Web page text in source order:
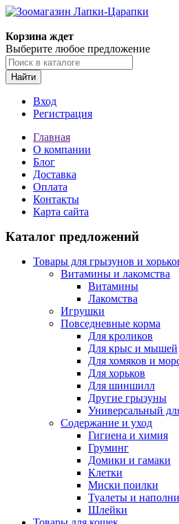
Корзина ждет
Выберите любое предложение
Найти
Вход
Регистрация
Главная
О компании
Блог
Доставка
Оплата
Контакты
Карта сайта
Каталог предложений
Товары для грызунов и
Витамины и лакомства
Витамины
Лакомства
Игрушки
Повседневные корма
Для кроликов
Для крыс и мышей
Для хомяков и
Для хорьков
Для шиншилл
Другие грызуны
Универсальный
Содержание и уход
Гигиена и химия
Груминг
Домики и гамаки
Клетки
Миски поилки
Туалеты и
Шлейки